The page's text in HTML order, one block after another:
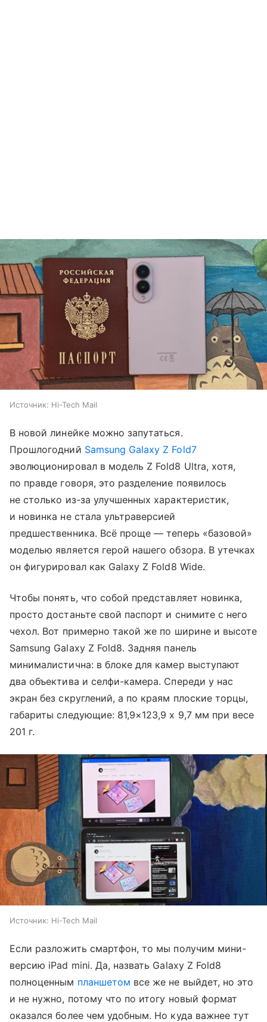
Источник: Hi-Tech Mail
В новой линейке можно запутаться.
Прошлогодний Samsung Galaxy Z Fold7
эволюционировал в модель Z Fold8 Ultra, хотя,
по правде говоря, это разделение появилось
не столько из-за улучшенных характеристик,
и новинка не стала ультраверсией
предшественника. Всё проще — теперь «базовой»
моделью является герой нашего обзора. В утечках
он фигурировал как Galaxy Z Fold8 Wide.
Чтобы понять, что собой представляет новинка,
просто достаньте свой паспорт и снимите с него
чехол. Вот примерно такой же по ширине и высоте
Samsung Galaxy Z Fold8. Задняя панель
минималистична: в блоке для камер выступают
два объектива и селфи-камера. Спереди у нас
экран без скруглений, а по краям плоские торцы,
габариты следующие: 81,9×123,9 х 9,7 мм при весе
201 г.
Источник: Hi-Tech Mail
Если разложить смартфон, то мы получим мини-
версию iPad mini. Да, назвать Galaxy Z Fold8
полноценным планшетом все же не выйдет, но это
и не нужно, потому что по итогу новый формат
оказался более чем удобным. Но куда важнее тут